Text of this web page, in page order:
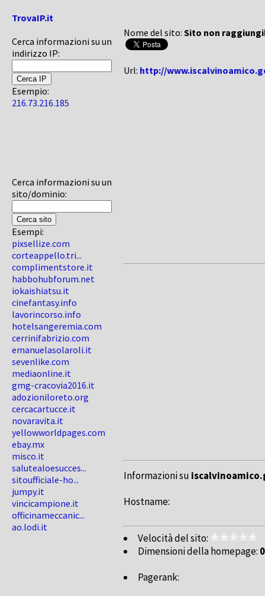
TrovaIP.it
Cerca informazioni su un
indirizzo IP:
Esempio:
216.73.216.185
Cerca informazioni su un
sito/dominio:
Esempi:
pixsellize.com
corteappello.tri...
complimentstore.it
habbohubforum.net
iokaishiatsu.it
cinefantasy.info
lavorincorso.info
hotelsangeremia.com
cerrinifabrizio.com
emanuelasolaroli.it
sevenlike.com
mediaonline.it
gmg-cracovia2016.it
adozioniloreto.org
cercacartucce.it
novaravita.it
yellowworldpages.com
ebay.mx
misco.it
salutealoesucces...
sitoufficiale-ho...
jumpy.it
vincicampione.it
officinameccanic...
ao.lodi.it
Nome del sito: Sito non
Url: http://
Informazioni su
Hostname:
Velocità del sito:
Dimensioni della homepage: 0
Pagerank: